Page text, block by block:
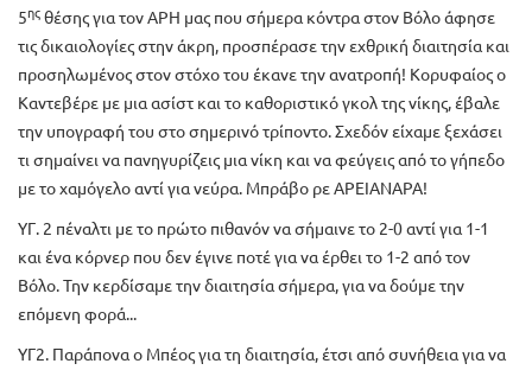
5ηςθέσης για τον ΑΡΗ μας που σήμερα κόντρα στον Βόλο άφησε
τις δικαιολογίες στην άκρη, προσπέρασε την εχθρική διαιτησία και
προσηλωμένος στον στόχο του έκανε την ανατροπή! Κορυφαίος ο
Καντεβέρε με μια ασίστ και το καθοριστικό γκολ της νίκης, έβαλε
την υπογραφή του στο σημερινό τρίποντο. Σχεδόν είχαμε ξεχάσει
τι σημαίνει να πανηγυρίζεις μια νίκη και να φεύγεις από το γήπεδο
με το χαμόγελο αντί για νεύρα. Μπράβο ρε ΑΡΕΙΑΝΑΡΑ!
ΥΓ. 2 πέναλτι με το πρώτο πιθανόν να σήμαινε το 2-0 αντί για 1-1
και ένα κόρνερ που δεν έγινε ποτέ για να έρθει το 1-2 από τον
Βόλο. Την κερδίσαμε την διαιτησία σήμερα, για να δούμε την
επόμενη φορά...
ΥΓ2. Παράπονα ο Μπέος για τη διαιτησία, έτσι από συνήθεια για να